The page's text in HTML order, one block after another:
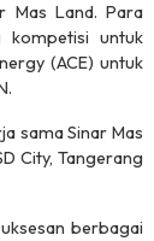
Mas Land. Para
kompetisi untuk
(ACE) untuk
sama Sinar Mas
City, Tangerang
berbagai